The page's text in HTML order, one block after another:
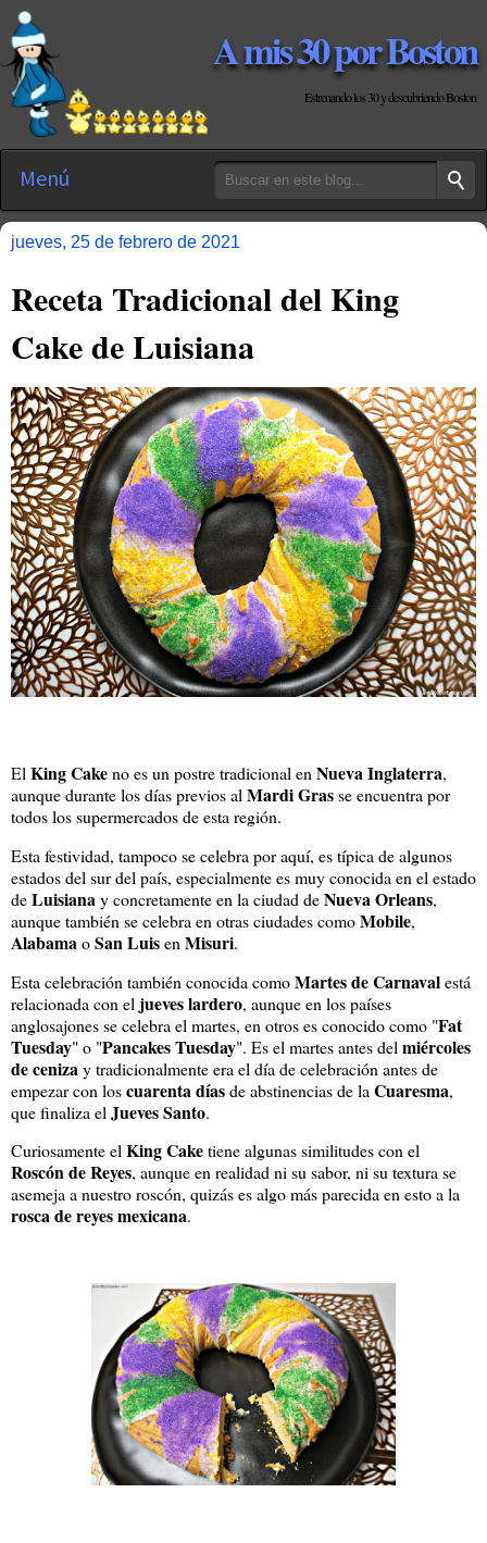
A mis 30 por Boston
Estrenando los 30 y descubriendo Boston
Menú
jueves, 25 de febrero de 2021
Receta Tradicional del King
Cake de Luisiana
El King Cakeno es un postre tradicional en Nueva Inglaterra,
aunque durante los días previos al Mardi Grasse encuentra por
todos los supermercados de esta región.
Esta festividad, tampoco se celebra por aquí, es típica de algunos
estados del sur del país, especialmente es muy conocida en el estado
deLuisianay concretamente en la ciudad deNueva Orleans,
aunque también se celebra en otras ciudades comoMobile,
AlabamaoSan Luisen Misuri.
Esta celebración también conocida comoMartes de Carnavalestá
relacionada con el jueves lardero, aunque en los países
anglosajones se celebra el martes, en otros es conocido como "Fat
Tuesday" o "Pancakes Tuesday". Es el martes antes del miércoles
de cenizay tradicionalmente era el día de celebración antes de
empezar con loscuarenta díasde abstinencias de la Cuaresma,
que finaliza el Jueves Santo.
Curiosamente elKing Caketiene algunas similitudes con el
Roscón de Reyes, aunque en realidad ni su sabor, ni su textura se
asemeja a nuestro roscón, quizás es algo más parecida en esto a la
rosca de reyes mexicana.